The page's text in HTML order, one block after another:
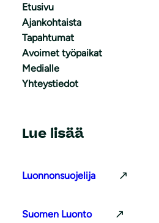
Etusivu
Ajankohtaista
Tapahtumat
Avoimet työpaikat
Medialle
Yhteystiedot
Lue lisää
Luonnonsuojelija
Suomen Luonto